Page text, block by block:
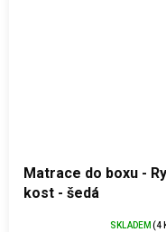
Matrace do boxu -
kost - šedá
SKLADEM (4